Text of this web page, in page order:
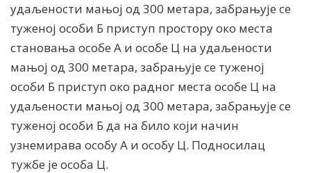
удаљености мањој од 300 метара, забрањује се
туженој особи Б приступ простору око места
становања особе А и особе Ц на удаљености
мањој од 300 метара, забрањује се туженој
особи Б приступ око радног места особе Ц на
удаљености мањој од 300 метара, забрањује се
туженој особи Б да на било који начин
узнемирава особу А и особу Ц. Подносилац
тужбе је особа Ц.